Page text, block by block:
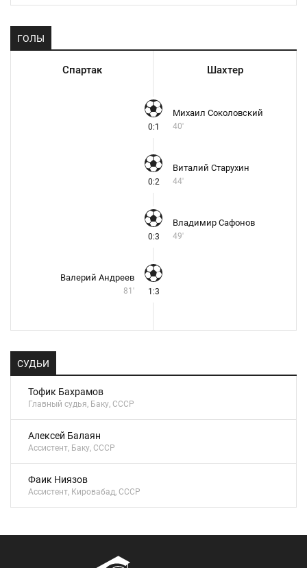
ГОЛЫ
Спартак Шахтер
0:1
Михаил Соколовский
40'
0:2
Виталий Старухин
44'
0:3
Владимир Сафонов
49'
Валерий Андреев
81' 1:3
СУДЬИ
Тофик Бахрамов
Главный судья, Баку, СССР
Алексей Балаян
Ассистент, Баку, СССР
Фаик Ниязов
Ассистент, Кировабад, СССР